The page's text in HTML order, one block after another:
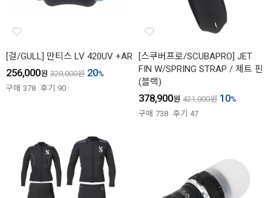
[걸/GULL] 만티스 LV 420UV +AR
256,000원 320,000원 20%
구매 378 후기 90
[스쿠버프로/SCUBAPRO] JET
FIN W/SPRING STRAP / 제트 핀
(블랙)
378,900원 421,000원 10%
구매 738 후기 47